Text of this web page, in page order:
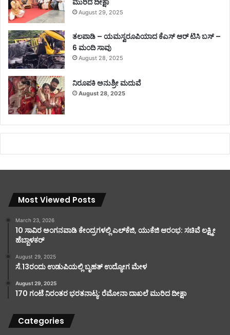
August 29, 2025
ತಲಪಾಡಿ – ಯಮಸ್ವರೂಪಿಯಾದ ಕೆಎಸ್ ಆರ್ ಟಿಸಿ ಬಸ್ –
6 ಮಂದಿ ಸಾವು
August 28, 2025
ನಿರೂಪಕಿ ಅನುಶ್ರೀ ಮದುವೆ
August 28, 2025
Most Viewed Posts
March 23, 2026
10 ಸಾವಿರ ಅಂಗನವಾಡಿ ಕೇಂದ್ರಗಳಲ್ಲಿ ಎಲ್‌ಕೆಜಿ, ಯುಕೆಜಿ ಆರಂಭ: ಸಚಿವೆ ಲಕ್ಷ್ಮೀ
ಹೆಬ್ಬಾಳಕರ್
August 29, 2025
ಸೆ.13ರಂದು ಉಡುಪಿಯಲ್ಲಿ ಬೃಹತ್ ಉದ್ಯೋಗ ಮೇಳ
August 29, 2025
170 ಗಂಟೆ ನಿರಂತರ ಭರತನಾಟ್ಯ: ರೆಮೋನಾ ದಾಖಲೆ ಮುರಿದ ದೀಕ್ಷಾ
Categories